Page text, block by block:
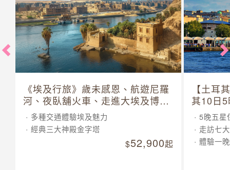
《埃及行旅》歲未感恩、航遊尼羅
河、夜臥舖火車、走進大埃及博物
館 10 日
多種交通體驗埃及魅力
經典三大神殿金字塔
52,900起
【土耳
其10日
5晚五星
走訪七
體驗一